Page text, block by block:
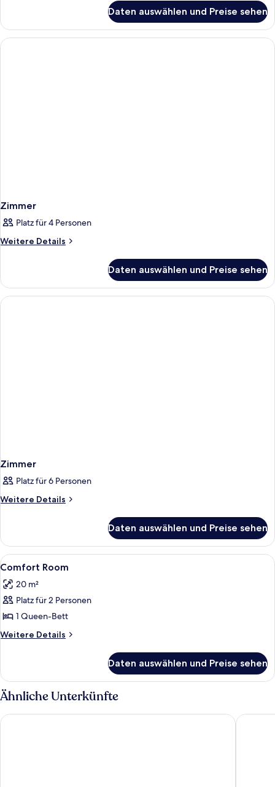
Dreibettzimmer
Daten auswählen und Preise sehen
Zimmer
Platz für 4 Personen
Weitere Details
Weitere
Daten auswählen und Preise sehen
Zimmer
Platz für 6 Personen
Weitere Details
Weitere
Daten auswählen und Preise sehen
Alle
Fotos
für
Comfort
Room
anzeigen
Minibar, Zimmersafe, Schreibtisch,
2
Comfort Room
20 m²
Platz für 2 Personen
1 Queen-Bett
Weitere Details
Weitere
Room
Daten auswählen und Preise sehen
Ähnliche Unterkünfte
Premier Inn Saarbrücken City Congresshalle H2